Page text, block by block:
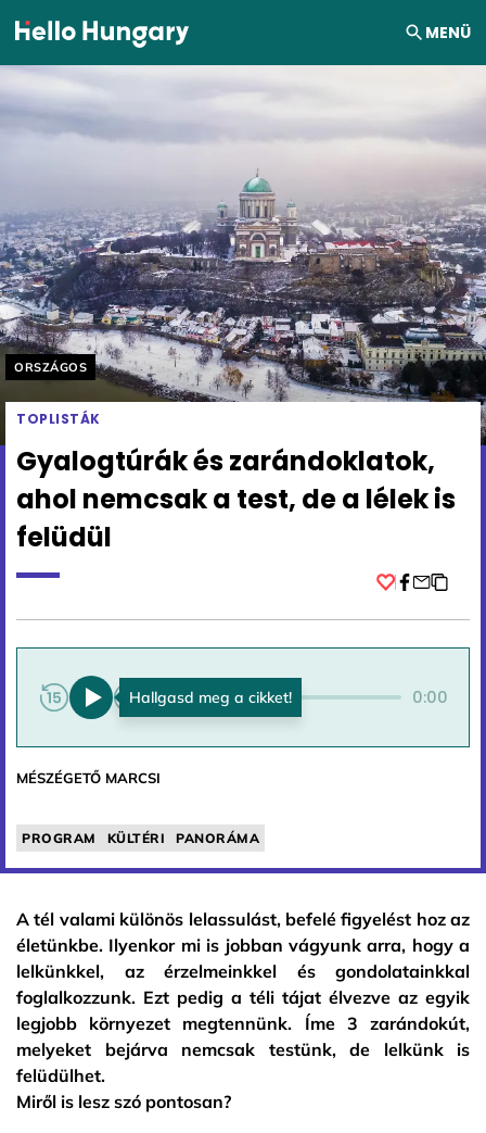
Ugrás a tartalomhoz MENÜ
Helyszín címkék:
ORSZÁGOS
TOPLISTÁK
Gyalogtúrák és zarándoklatok,
ahol nemcsak a test, de a lélek is
felüdül
0:00 0:00
MÉSZÉGETŐ MARCSI
PROGRAM KÜLTÉRI PANORÁMA
A tél valami különös lelassulást, befelé figyelést hoz az
életünkbe. Ilyenkor mi is jobban vágyunk arra, hogy a
lelkünkkel, az érzelmeinkkel és gondolatainkkal
foglalkozzunk. Ezt pedig a téli tájat élvezve az egyik
legjobb környezet megtennünk. Íme 3 zarándokút,
melyeket bejárva nemcsak testünk, de lelkünk is
felüdülhet.
Miről is lesz szó pontosan?